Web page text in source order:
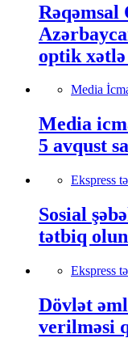
Rəqəmsal
optik
Media
Media
5 avqust
Ekspress
Sosial
tətbiq
Ekspress
Dövlət
verilməsi